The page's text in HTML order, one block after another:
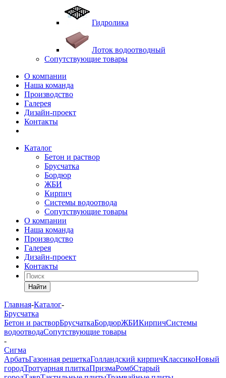
Гидролика
Лоток водоотводный
Сопутствующие товары
О компании
Наша команда
Производство
Галерея
Дизайн-проект
Контакты
Каталог
Бетон и раствор
Брусчатка
Бордюр
ЖБИ
Кирпич
Системы водоотвода
Сопутствующие товары
О компании
Наша команда
Производство
Галерея
Дизайн-проект
Контакты
Найти
Главная-Каталог-
Брусчатка
Бетон и растворБрусчаткаБордюрЖБИКирпичСистемы
водоотводаСопутствующие товары
-
Сигма
АрбатьГазонная решеткаГолландский кирпичКлассикоНовый
городТротуарная плиткаПризмаРомбСтарый